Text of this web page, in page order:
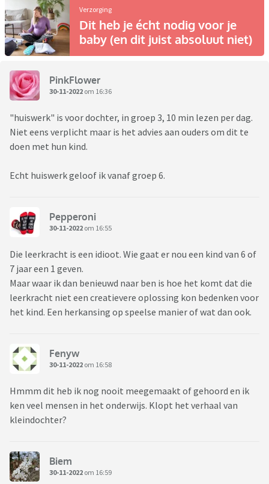
Verzorging
Dit heb je écht nodig voor je
baby (en dit juist absoluut niet)
PinkFlower
30-11-2022 om 16:36
"huiswerk" is voor dochter, in groep 3, 10 min lezen per dag.
Niet eens verplicht maar is het advies aan ouders om dit te
doen met hun kind.
Echt huiswerk geloof ik vanaf groep 6.
Pepperoni
30-11-2022 om 16:55
Die leerkracht is een idioot. Wie gaat er nou een kind van 6 of
7 jaar een 1 geven.
Maar waar ik dan benieuwd naar ben is hoe het komt dat die
leerkracht niet een creatievere oplossing kon bedenken voor
het kind. Een herkansing op speelse manier of wat dan ook.
Fenyw
30-11-2022 om 16:58
Hmmm dit heb ik nog nooit meegemaakt of gehoord en ik
ken veel mensen in het onderwijs. Klopt het verhaal van
kleindochter?
Biem
30-11-2022 om 16:59